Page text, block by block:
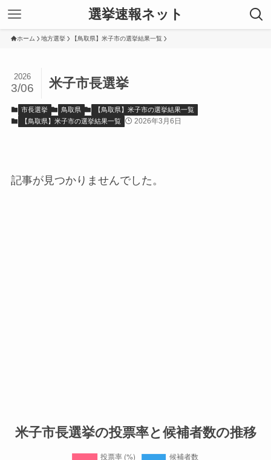
選挙速報ネット
ホーム 地方選挙 【鳥取県】米子市の選挙結果一覧
米子市長選挙
2026
3/06
市長選挙 鳥取県
【鳥取県】米子市の選挙結果一覧
【鳥取県】米子市の選挙結果一覧
2026年3月6日
記事が見つかりませんでした。
米子市長選挙の投票率と候補者数の推移